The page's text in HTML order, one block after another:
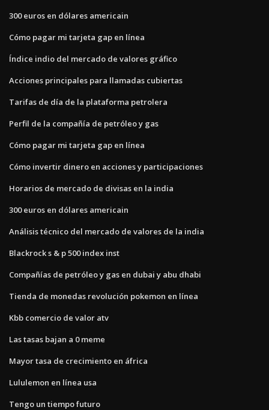
300 euros en dólares americain
Cómo pagar mi tarjeta gap en línea
Índice indio del mercado de valores gráfico
Acciones principales para llamadas cubiertas
Tarifas de día de la plataforma petrolera
Perfil de la compañía de petróleo y gas
Cómo pagar mi tarjeta gap en línea
Cómo invertir dinero en acciones y participaciones
Horarios de mercado de divisas en la india
300 euros en dólares americain
Análisis técnico del mercado de valores de la india
Blackrock s & p 500 index inst
Compañías de petróleo y gas en dubai y abu dhabi
Tienda de monedas revolución pokemon en línea
Kbb comercio de valor atv
Las tasas bajan a 0 meme
Mayor tasa de crecimiento en áfrica
Lululemon en línea usa
Tengo un tiempo futuro